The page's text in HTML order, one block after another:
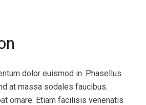
dolor euismod in. Phasellus
at massa sodales faucibus.
ornare. Etiam facilisis venenatis